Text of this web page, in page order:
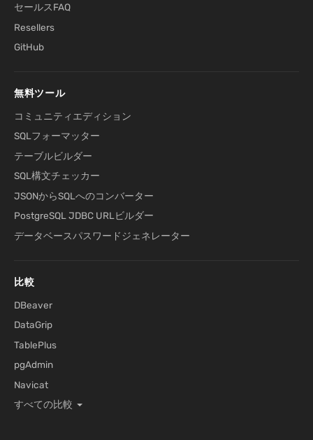
セールスFAQ
Resellers
GitHub
無料ツール
コミュニティエディション
SQLフォーマッター
テーブルビルダー
SQL構文チェッカー
JSONからSQLへのコンバーター
PostgreSQL JDBC URLビルダー
データベースパスワードジェネレーター
比較
DBeaver
DataGrip
TablePlus
pgAdmin
Navicat
すべての比較